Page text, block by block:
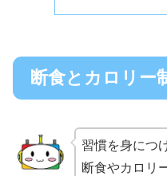
断食とカロリー
習慣を身につ
断食やカロリ